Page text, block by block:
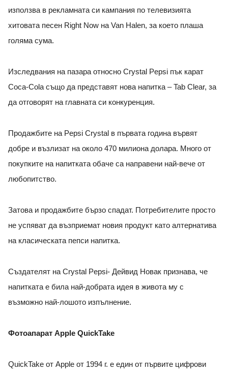
използва в рекламната си кампания по телевизията
хитовата песен Right Now на Van Halen, за което плаша
голяма сума.
Изследвания на пазара относно Crystal Pepsi пък карат
Coca-Cola също да представят нова напитка – Tab Clear, за
да отговорят на главната си конкуренция.
Продажбите на Pepsi Crystal в първата година вървят
добре и възлизат на около 470 милиона долара. Много от
покупките на напитката обаче са направени най-вече от
любопитство.
Затова и продажбите бързо спадат. Потребителите просто
не успяват да възприемат новия продукт като алтернатива
на класическата пепси напитка.
Създателят на Crystal Pepsi- Дейвид Новак признава, че
напитката е била най-добрата идея в живота му с
възможно най-лошото изпълнение.
Фотоапарат Apple QuickTake
QuickTake от Apple от 1994 г. е един от първите цифрови